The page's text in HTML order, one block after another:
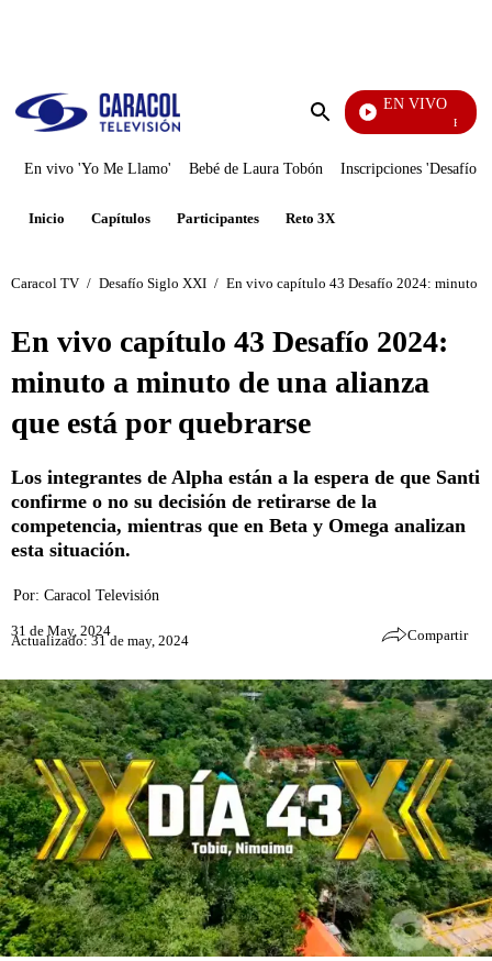
Enviar
EN VIVO
El Juego
En vivo 'Yo Me Llamo' Bebé de Laura Tobón Inscripciones 'Desafío'
Inicio Capítulos Participantes Reto 3X
Caracol TV / Desafío Siglo XXI / En vivo capítulo 43 Desafío 2024: minuto a
En vivo capítulo 43 Desafío 2024:
minuto a minuto de una alianza
que está por quebrarse
Los integrantes de Alpha están a la espera de que Santi
confirme o no su decisión de retirarse de la
competencia, mientras que en Beta y Omega analizan
esta situación.
Por: Caracol Televisión
31 de May, 2024
Actualizado: 31 de may, 2024 Compartir